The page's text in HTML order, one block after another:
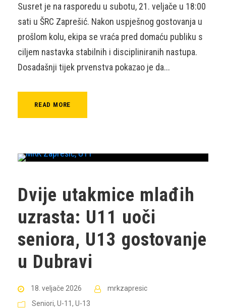
Susret je na rasporedu u subotu, 21. veljače u 18:00
sati u ŠRC Zaprešić. Nakon uspješnog gostovanja u
prošlom kolu, ekipa se vraća pred domaću publiku s
ciljem nastavka stabilnih i discipliniranih nastupa.
Dosadašnji tijek prvenstva pokazao je da...
READ MORE
Dvije utakmice mlađih
uzrasta: U11 uoči
seniora, U13 gostovanje
u Dubravi
18. veljače 2026
mrkzapresic
Seniori, U-11 , U-13